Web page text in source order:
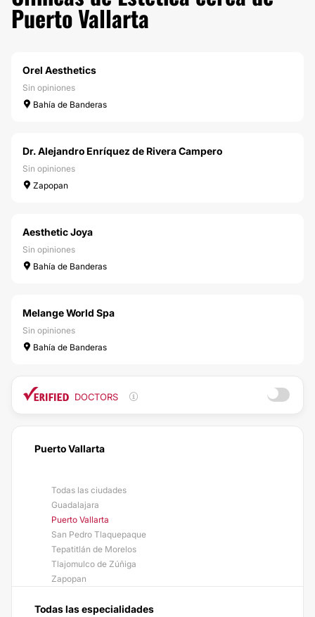
Puerto Vallarta
Orel Aesthetics
Sin opiniones
Bahía de Banderas
Dr. Alejandro Enríquez de Rivera Campero
Sin opiniones
Zapopan
Aesthetic Joya
Sin opiniones
Bahía de Banderas
Melange World Spa
Sin opiniones
Bahía de Banderas
DOCTORS
Puerto Vallarta
Todas las ciudades
Guadalajara
Puerto Vallarta
San Pedro Tlaquepaque
Tepatitlán de Morelos
Tlajomulco de Zúñiga
Zapopan
Todas las especialidades